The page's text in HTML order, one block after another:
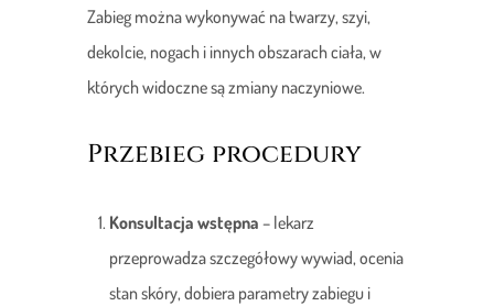
Zabieg można wykonywać na twarzy, szyi,
dekolcie, nogach i innych obszarach ciała, w
których widoczne są zmiany naczyniowe.
Przebieg procedury
Konsultacja wstępna – lekarz
przeprowadza szczegółowy wywiad, ocenia
stan skóry, dobiera parametry zabiegu i